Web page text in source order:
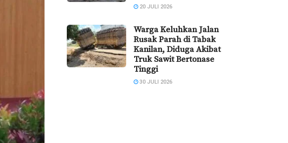
20 JULI 2026
Warga Keluhkan Jalan
Rusak Parah di Tabak
Kanilan, Diduga Akibat
Truk Sawit Bertonase
Tinggi
30 JULI 2026